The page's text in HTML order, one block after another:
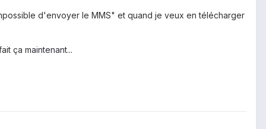
d'envoyer le MMS" et quand je veux en télécharger
ça maintenant...